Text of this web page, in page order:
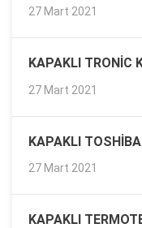
27 Mart 2021
KAPAKLI TRONIC
27 Mart 2021
KAPAKLI
27 Mart 2021
KAPAKLI